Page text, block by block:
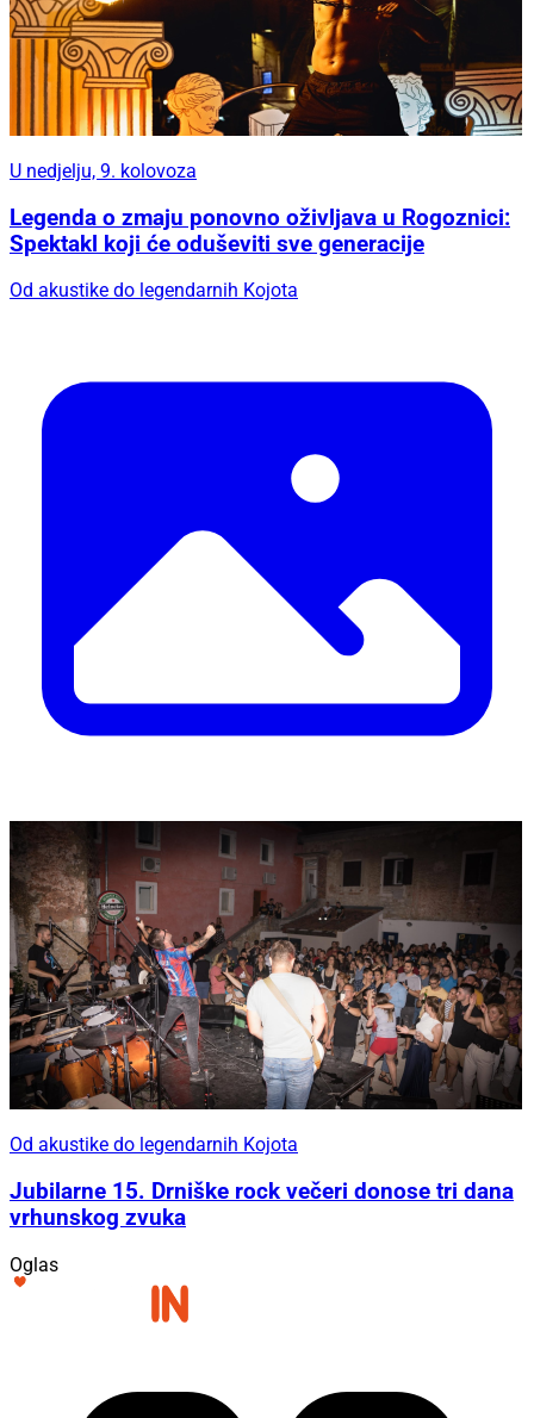
U nedjelju, 9. kolovoza
Legenda o zmaju ponovno oživljava u Rogoznici:
Spektakl koji će oduševiti sve generacije
Od akustike do legendarnih Kojota
Od akustike do legendarnih Kojota
Jubilarne 15. Drniške rock večeri donose tri dana
vrhunskog zvuka
Oglas